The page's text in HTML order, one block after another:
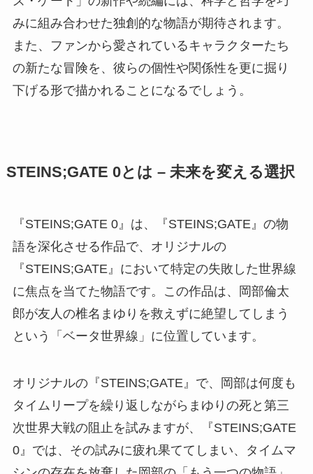
みに組み合わせた独創的な物語が期待されます。
また、ファンから愛されているキャラクターたち
の新たな冒険を、彼らの個性や関係性を更に掘り
下げる形で描かれることになるでしょう。
STEINS;GATE 0とは – 未来を変える選択
『STEINS;GATE 0』は、『STEINS;GATE』の物
語を深化させる作品で、オリジナルの
『STEINS;GATE』において特定の失敗した世界線
に焦点を当てた物語です。この作品は、岡部倫太
郎が友人の椎名まゆりを救えずに絶望してしまう
という「ベータ世界線」に位置しています。
オリジナルの『STEINS;GATE』で、岡部は何度も
タイムリープを繰り返しながらまゆりの死と第三
次世界大戦の阻止を試みますが、『STEINS;GATE
0』では、その試みに疲れ果ててしまい、タイムマ